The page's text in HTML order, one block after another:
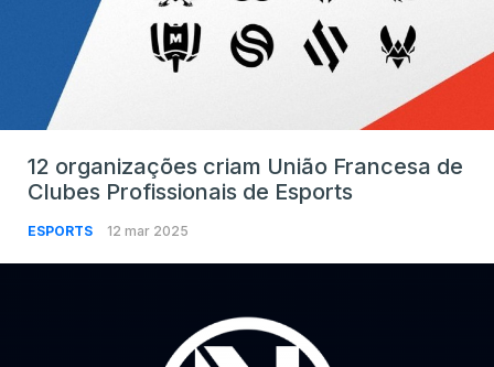
12 organizações criam União Francesa de
Clubes Profissionais de Esports
ESPORTS 12 mar 2025